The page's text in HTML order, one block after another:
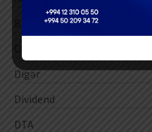
Barter əməliyyatları
Digər
Dividend
DTA